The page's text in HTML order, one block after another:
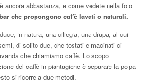
ancora abbastanza, e come vedete nella foto
che propongono caffè lavati o naturali.
in natura, una ciliegia, una drupa, al cui
di solito due, che tostati e macinati ci
che chiamiamo caffè. Lo scopo
del caffè in piantagione è separare la polpa
si ricorre a due metodi.